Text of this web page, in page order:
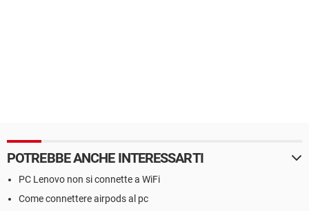
POTREBBE ANCHE INTERESSARTI
PC Lenovo non si connette a WiFi
Come connettere airpods al pc